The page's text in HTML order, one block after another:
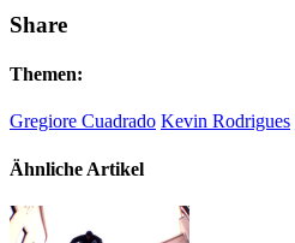
Share
Themen:
Gregiore Cuadrado Kevin Rodrigues
Ähnliche Artikel